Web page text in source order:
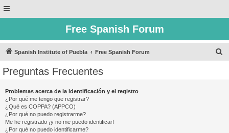
Free Spanish Forum
Spanish Institute of Puebla Free Spanish Forum
Preguntas Frecuentes
Problemas acerca de la identificación y el registro
¿Por qué me tengo que registrar?
¿Qué es COPPA? (APPCO)
¿Por qué no puedo registrarme?
Me he registrado ¡y no me puedo identificar!
¿Por qué no puedo identificarme?